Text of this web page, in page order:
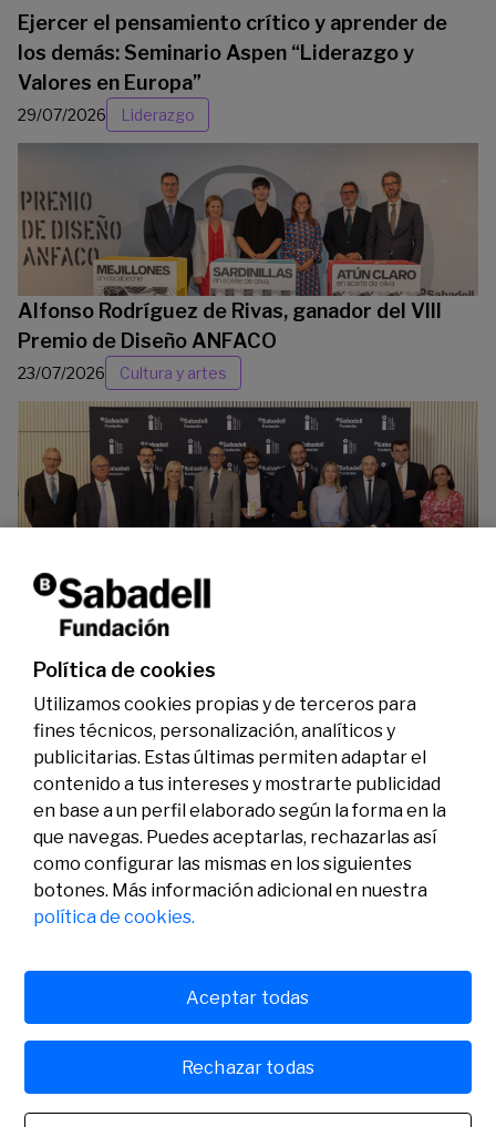
Ejercer el pensamiento crítico y aprender de
los demás: Seminario Aspen “Liderazgo y
Valores en Europa”
29/07/2026 Liderazgo
Alfonso Rodríguez de Rivas, ganador del VIII
Premio de Diseño ANFACO
23/07/2026 Cultura y artes
La Fundación Banco Sabadell reconoce a dos
investigadores en los ámbitos de la edición del
genoma y la energía limpia
07/07/2026 Premios
Legal
Aviso legal
Política de privacidad
Actividad
Convocatorias
Premios
Social
© Fundación Banco Sabadell 2024 todos los derechos
Política de cookies
Utilizamos cookies propias y de terceros para
fines técnicos, personalización, analíticos y
publicitarias. Estas últimas permiten adaptar el
contenido a tus intereses y mostrarte publicidad
en base a un perfil elaborado según la forma en la
que navegas. Puedes aceptarlas, rechazarlas así
como configurar las mismas en los siguientes
botones. Más información adicional en nuestra
política de cookies.
Rechazar todas
Aceptar todas